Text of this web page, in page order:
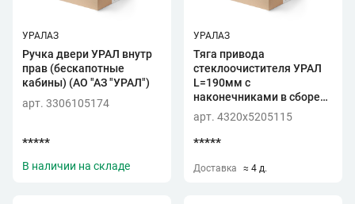
УРАЛАЗ
Ручка двери УРАЛ внутр
прав (бескапотные
кабины) (АО "АЗ "УРАЛ")
арт. 3306105174
*****
В наличии на складе
УРАЛАЗ
Тяга привода
стеклоочистителя УРАЛ
L=190мм с
наконечниками в сборе
(АО "АЗ" УРАЛ")
арт. 4320х5205115
*****
Доставка ≈ 4 д.